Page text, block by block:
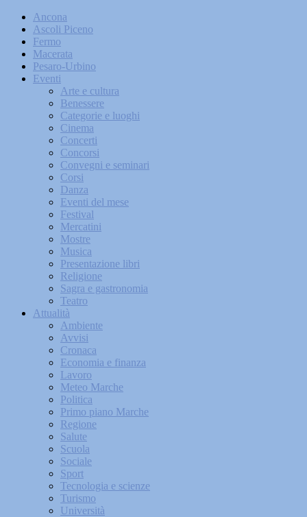
Ancona
Ascoli Piceno
Fermo
Macerata
Pesaro-Urbino
Eventi
Arte e cultura
Benessere
Categorie e luoghi
Cinema
Concerti
Concorsi
Convegni e seminari
Corsi
Danza
Eventi del mese
Festival
Mercatini
Mostre
Musica
Presentazione libri
Religione
Sagra e gastronomia
Teatro
Attualità
Ambiente
Avvisi
Cronaca
Economia e finanza
Lavoro
Meteo Marche
Politica
Primo piano Marche
Regione
Salute
Scuola
Sociale
Sport
Tecnologia e scienze
Turismo
Università